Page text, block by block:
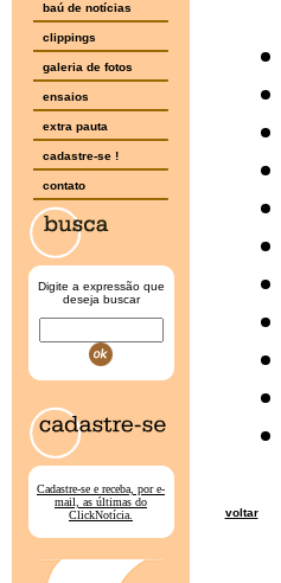
baú de notícias
clippings
galeria de fotos
ensaios
extra pauta
cadastre-se !
contato
Digite a expressão que
deseja buscar
Cadastre-se e receba, por e-
mail, as últimas do
ClickNotícia.
voltar